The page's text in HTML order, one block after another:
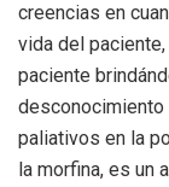
creencias en
vida del paciente,
paciente
desconocimiento
paliativos en la
la morfina, es un